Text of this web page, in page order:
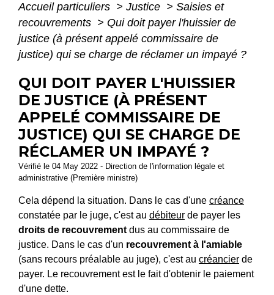
Accueil particuliers > Justice > Saisies et
recouvrements > Qui doit payer l'huissier de
justice (à présent appelé commissaire de
justice) qui se charge de réclamer un impayé ?
QUI DOIT PAYER L'HUISSIER
DE JUSTICE (À PRÉSENT
APPELÉ COMMISSAIRE DE
JUSTICE) QUI SE CHARGE DE
RÉCLAMER UN IMPAYÉ ?
Vérifié le 04 May 2022 - Direction de l'information légale et
administrative (Première ministre)
Cela dépend la situation. Dans le cas d'une créance
constatée par le juge, c'est au débiteur de payer les
droits de recouvrement dus au commissaire de
justice. Dans le cas d'un recouvrement à l'amiable
(sans recours préalable au juge), c'est au créancier de
payer. Le recouvrement est le fait d'obtenir le paiement
d'une dette.